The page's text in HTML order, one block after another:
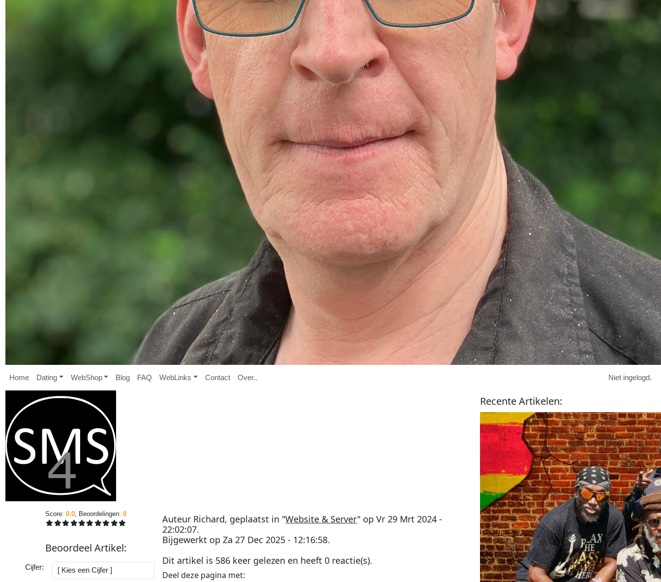
Home Dating WebShop Blog FAQ WebL inks Contact Over.. Niet ingelogd.
Score:0.0 , Beoordelingen:0
BeoordeelArtikel:
Cijfer:
Auteur Richard, geplaatst in "Website & Server" opVr 29 Mrt 2024 -
22:02:07.
Bijgewerkt opZa 27 Dec 2025 - 12:16:58.
Dit artikel is 586 keer gelezen en heeft0 reactie(s).
Deel deze pagina met:
RecenteArtikelen: